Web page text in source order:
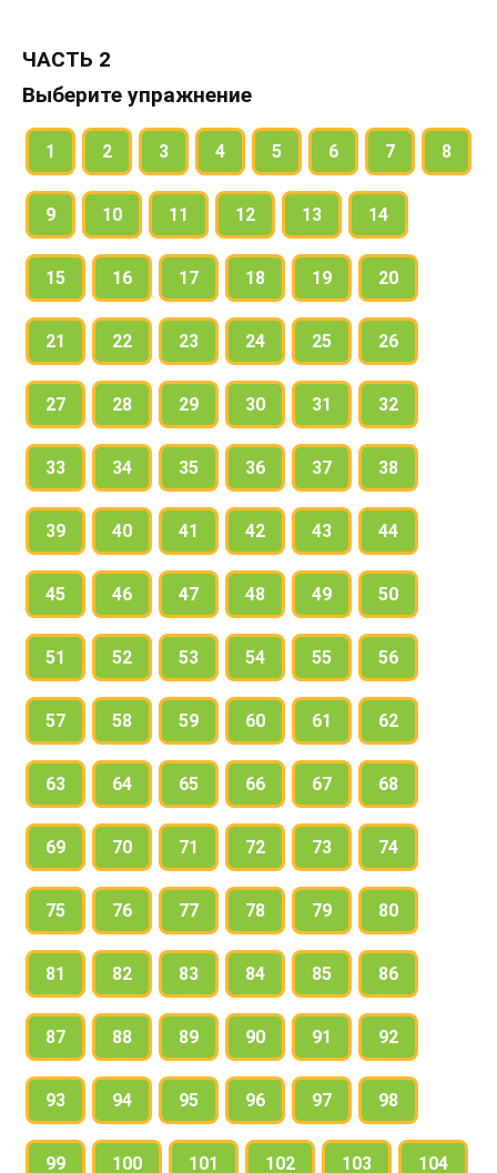
ЧАСТЬ 2
Выберите упражнение
1 2 3 4 5 6 7 8
9 10 11 12 13 14
15 16 17 18 19 20
21 22 23 24 25 26
27 28 29 30 31 32
33 34 35 36 37 38
39 40 41 42 43 44
45 46 47 48 49 50
51 52 53 54 55 56
57 58 59 60 61 62
63 64 65 66 67 68
69 70 71 72 73 74
75 76 77 78 79 80
81 82 83 84 85 86
87 88 89 90 91 92
93 94 95 96 97 98
99 100 101 102 103 104